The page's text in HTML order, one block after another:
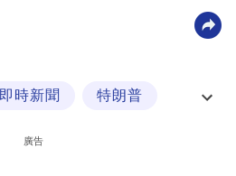
即時新聞 特朗普
廣告